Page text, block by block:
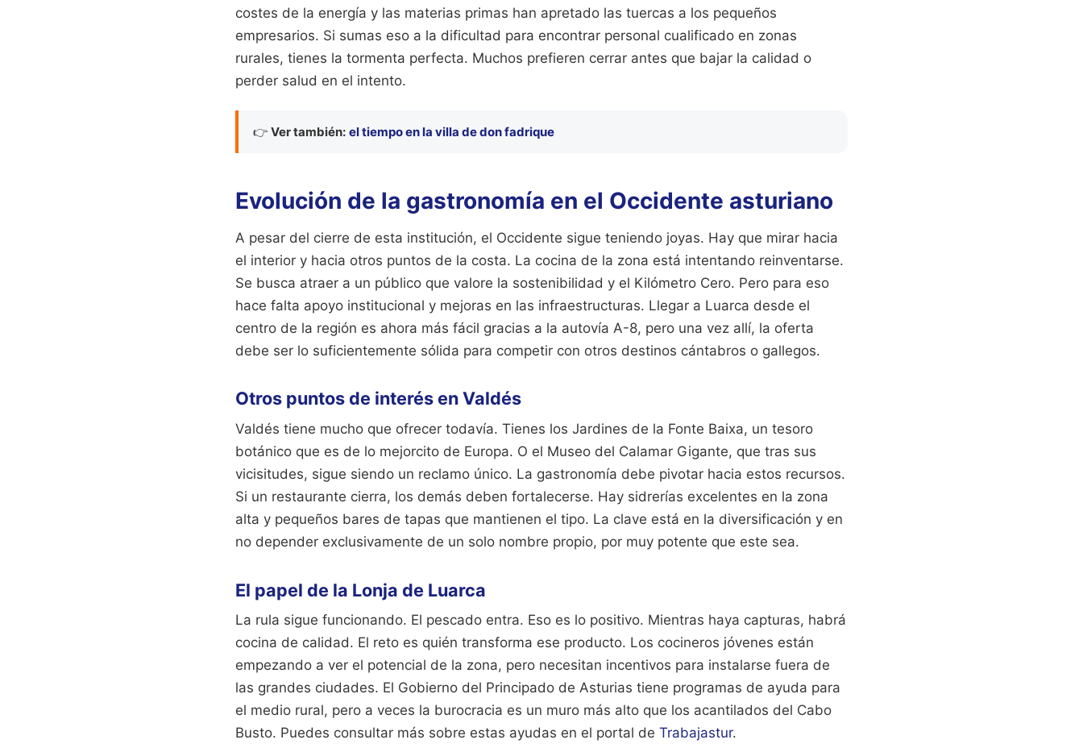
costes de la energía y las materias primas han apretado las tuercas a los pequeños
empresarios. Si sumas eso a la dificultad para encontrar personal cualificado en zonas
rurales, tienes la tormenta perfecta. Muchos prefieren cerrar antes que bajar la calidad o
perder salud en el intento.
👉 Ver también: el tiempo en la villa de don fadrique
Evolución de la gastronomía en el Occidente asturiano
A pesar del cierre de esta institución, el Occidente sigue teniendo joyas. Hay que mirar hacia
el interior y hacia otros puntos de la costa. La cocina de la zona está intentando reinventarse.
Se busca atraer a un público que valore la sostenibilidad y el Kilómetro Cero. Pero para eso
hace falta apoyo institucional y mejoras en las infraestructuras. Llegar a Luarca desde el
centro de la región es ahora más fácil gracias a la autovía A-8, pero una vez allí, la oferta
debe ser lo suficientemente sólida para competir con otros destinos cántabros o gallegos.
Otros puntos de interés en Valdés
Valdés tiene mucho que ofrecer todavía. Tienes los Jardines de la Fonte Baixa, un tesoro
botánico que es de lo mejorcito de Europa. O el Museo del Calamar Gigante, que tras sus
vicisitudes, sigue siendo un reclamo único. La gastronomía debe pivotar hacia estos recursos.
Si un restaurante cierra, los demás deben fortalecerse. Hay sidrerías excelentes en la zona
alta y pequeños bares de tapas que mantienen el tipo. La clave está en la diversificación y en
no depender exclusivamente de un solo nombre propio, por muy potente que este sea.
El papel de la Lonja de Luarca
La rula sigue funcionando. El pescado entra. Eso es lo positivo. Mientras haya capturas, habrá
cocina de calidad. El reto es quién transforma ese producto. Los cocineros jóvenes están
empezando a ver el potencial de la zona, pero necesitan incentivos para instalarse fuera de
las grandes ciudades. El Gobierno del Principado de Asturias tiene programas de ayuda para
el medio rural, pero a veces la burocracia es un muro más alto que los acantilados del Cabo
Busto. Puedes consultar más sobre estas ayudas en el portal de Trabajastur.